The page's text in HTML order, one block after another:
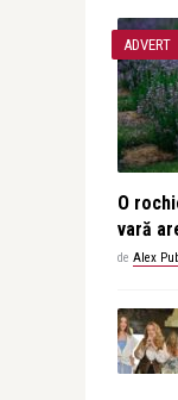
ADVERT
O
vară
de Alex